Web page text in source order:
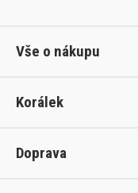
Vše o nákupu
Korálek
Doprava